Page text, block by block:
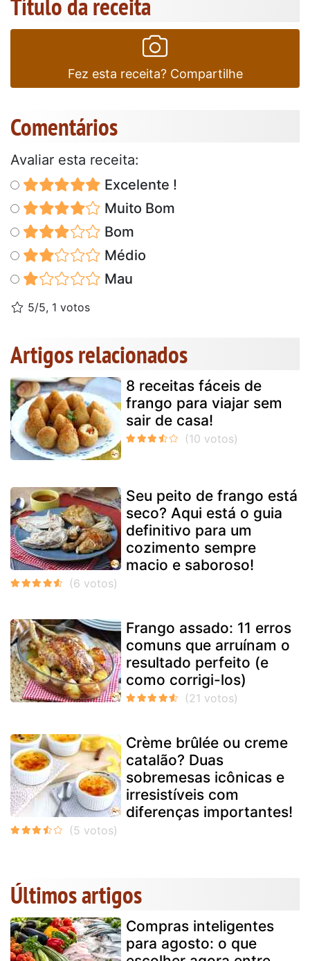
Fez esta receita? Compartilhe
Comentários
Avaliar esta receita:
Excelente !
Muito Bom
Bom
Médio
Mau
5/5, 1 votos
Artigos relacionados
8 receitas fáceis de
frango para viajar sem
sair de casa!
Seu peito de frango está
seco? Aqui está o guia
definitivo para um
cozimento sempre
macio e saboroso!
Frango assado: 11 erros
comuns que arruínam o
resultado perfeito (e
como corrigi-los)
Crème brûlée ou creme
catalão? Duas
sobremesas icônicas e
irresistíveis com
diferenças importantes!
Últimos artigos
Compras inteligentes
para agosto: o que